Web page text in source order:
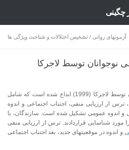
چگینی
آزمونهای روانی / تشخیص اختلالات و شناخت ویژگی ها
نوجوانان توسط لاجركا
نوجوانان توسط لاجركا (1999) ابداع شده است که شامل
ترس از ارزيابی منفی، اجتناب اجتماعی و اندوه
و اندوه عمومی تشكيل شده است. سازندگان، با
مورد شناسايی قراردادند. ترس از ارزيابی منفی
و اندوه در موقعيت­های جديد، بعد اجتناب اجتماعی